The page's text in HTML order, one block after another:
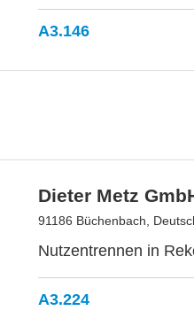
A3.146
Dieter Metz
91186 Büchenbach,
Nutzentrennen in
A3.224